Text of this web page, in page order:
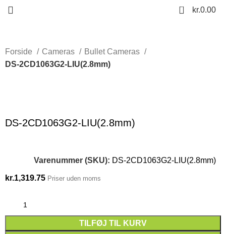
0 kr.0.00
Forside Cameras
Bullet Cameras
DS-2CD1063G2-LIU(2.8mm)
DS-2CD1063G2-LIU(2.8mm)
Varenummer (SKU): DS-2CD1063G2-LIU(2.8mm)
kr.1,319.75 Priser uden moms
TILFØJ TIL KURV